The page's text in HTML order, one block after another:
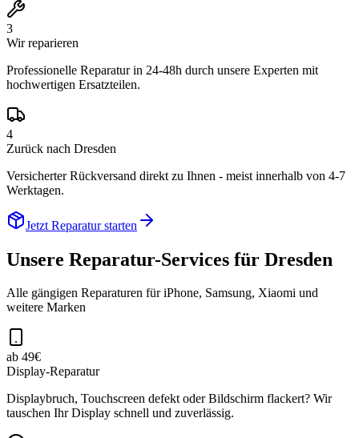
3
Wir reparieren
Professionelle Reparatur in 24-48h durch unsere Experten mit
hochwertigen Ersatzteilen.
4
Zurück nach Dresden
Versicherter Rückversand direkt zu Ihnen - meist innerhalb von 4-7
Werktagen.
Jetzt Reparatur starten
Unsere Reparatur-Services für Dresden
Alle gängigen Reparaturen für iPhone, Samsung, Xiaomi und
weitere Marken
ab 49€
Display-Reparatur
Displaybruch, Touchscreen defekt oder Bildschirm flackert? Wir
tauschen Ihr Display schnell und zuverlässig.